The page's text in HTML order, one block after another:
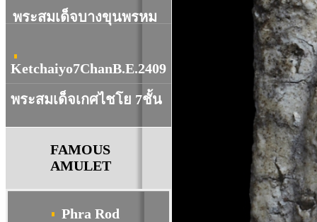
พระสมเด็จบางขุนพรหม
Ketchaiyo7ChanB.E.2409
พระสมเด็จเกศไชโย 7ชั้น
FAMOUS
AMULET
Phra Rod